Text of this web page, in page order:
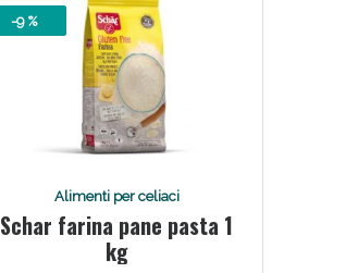
-9 %
Alimenti per celiaci
Schar farina pane pasta 1
kg